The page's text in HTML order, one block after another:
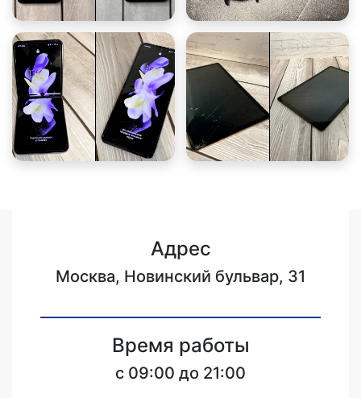
Адрес
Москва, Новинский бульвар, 31
Время работы
c 09:00 до 21:00